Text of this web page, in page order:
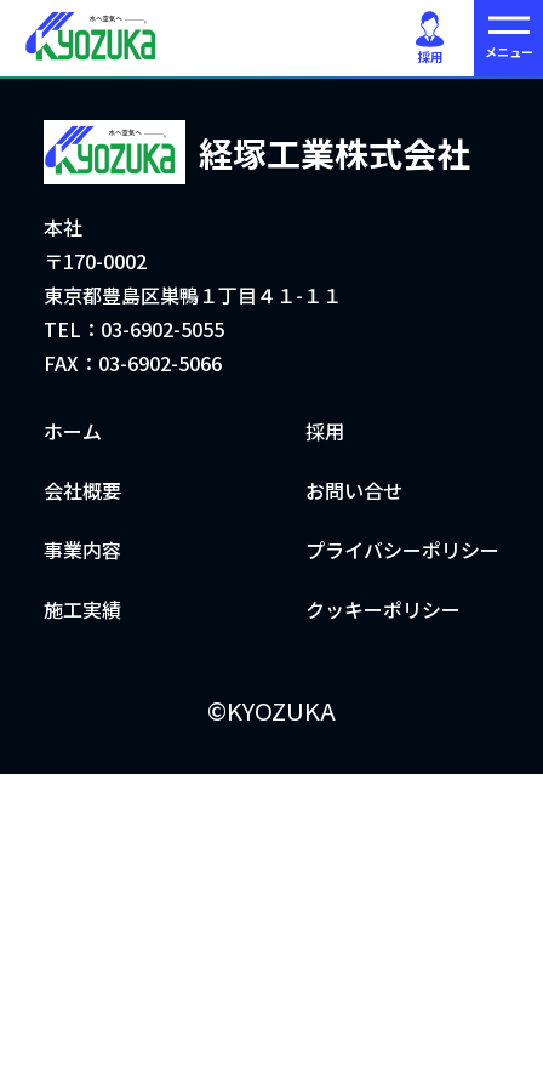
採用
採用ページはこちら
経塚工業株式会社
本社
〒170-0002
東京都豊島区巣鴨１丁目４１-１１
TEL：03-6902-5055
FAX：03-6902-5066
ホーム
会社概要
事業内容
施工実績
採用
お問い合せ
プライバシーポリシー
クッキーポリシー
©KYOZUKA